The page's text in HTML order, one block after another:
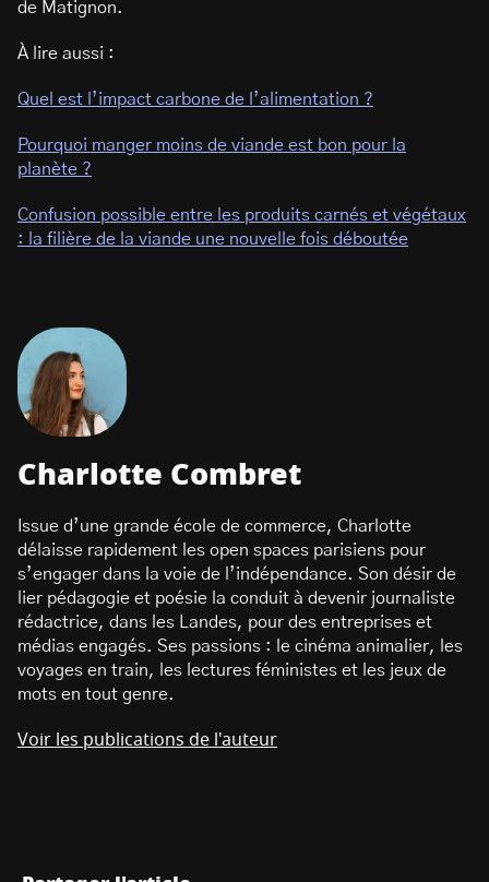
de Matignon.
À lire aussi :
Quel est l’impact carbone de l’alimentation ?
Pourquoi manger moins de viande est bon pour la
planète ?
Confusion possible entre les produits carnés et végétaux
: la filière de la viande une nouvelle fois déboutée
Charlotte Combret
Issue d’une grande école de commerce, Charlotte
délaisse rapidement les open spaces parisiens pour
s’engager dans la voie de l’indépendance. Son désir de
lier pédagogie et poésie la conduit à devenir journaliste
rédactrice, dans les Landes, pour des entreprises et
médias engagés. Ses passions : le cinéma animalier, les
voyages en train, les lectures féministes et les jeux de
mots en tout genre.
Voir les publications de l'auteur